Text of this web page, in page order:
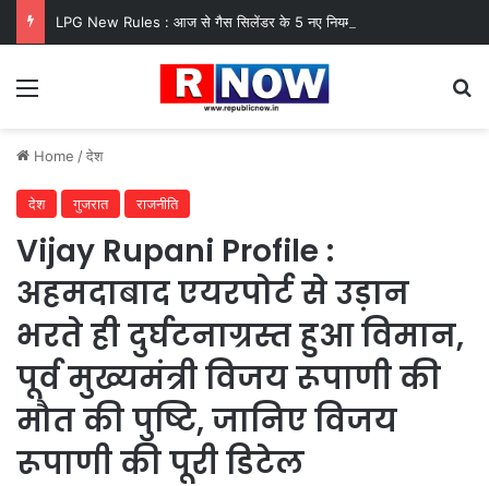
Menu
Home /देश
देश गुजरात राजनीति
Vijay Rupani Profile :
अहमदाबाद एयरपोर्ट से उड़ान
भरते ही दुर्घटनाग्रस्त हुआ विमान,
पूर्व मुख्यमंत्री विजय रूपाणी की
मौत की पुष्टि, जानिए विजय
रूपाणी की पूरी डिटेल